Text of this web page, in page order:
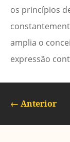
os princípios
amplia o
expressão
← Anterior